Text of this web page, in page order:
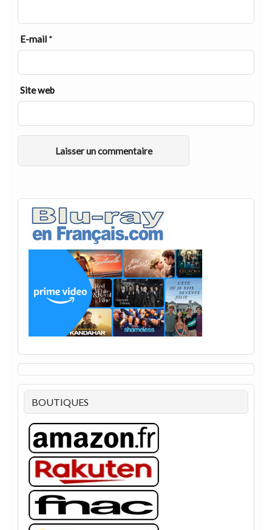
E-mail *
Site web
BOUTIQUES